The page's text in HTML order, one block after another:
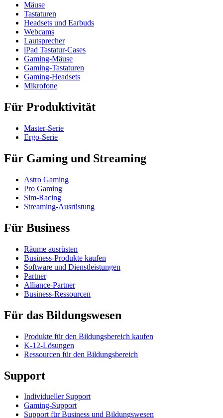
Mäuse
Tastaturen
Headsets und Earbuds
Webcams
Lautsprecher
iPad Tastatur-Cases
Gaming-Mäuse
Gaming-Tastaturen
Gaming-Headsets
Mikrofone
Für Produktivität
Master-Serie
Ergo-Serie
Für Gaming und Streaming
Astro Gaming
Pro Gaming
Sim-Racing
Streaming-Ausrüstung
Für Business
Räume ausrüsten
Business-Produkte kaufen
Software und Dienstleistungen
Partner
Alliance-Partner
Business-Ressourcen
Für das Bildungswesen
Produkte für den Bildungsbereich kaufen
K-12-Lösungen
Ressourcen für den Bildungsbereich
Support
Individueller Support
Gaming-Support
Support für Business und Bildungswesen